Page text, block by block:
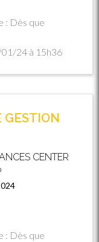
: Dès que
24 à 15h36
GESTION
CENTER
: Dès que